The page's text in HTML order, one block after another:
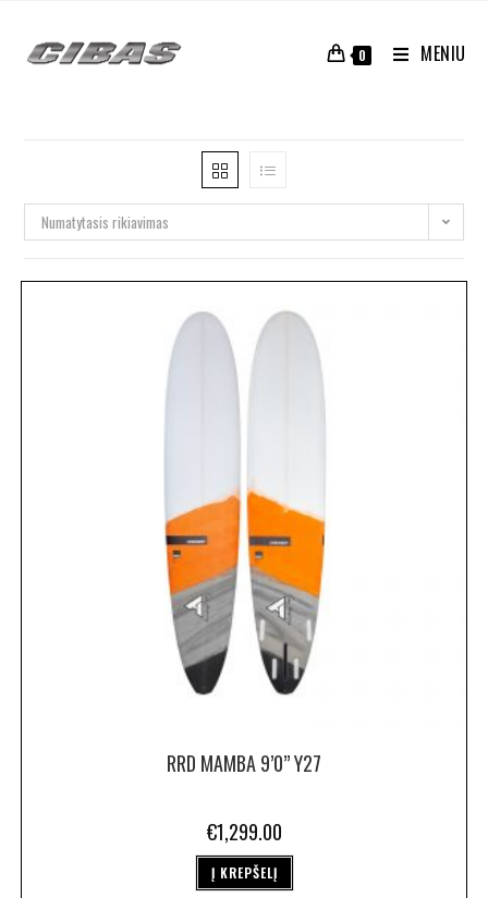
0 MENIU
Numatytasis rikiavimas
RRD MAMBA 9’0” Y27
€1,299.00
Į KREPŠELĮ